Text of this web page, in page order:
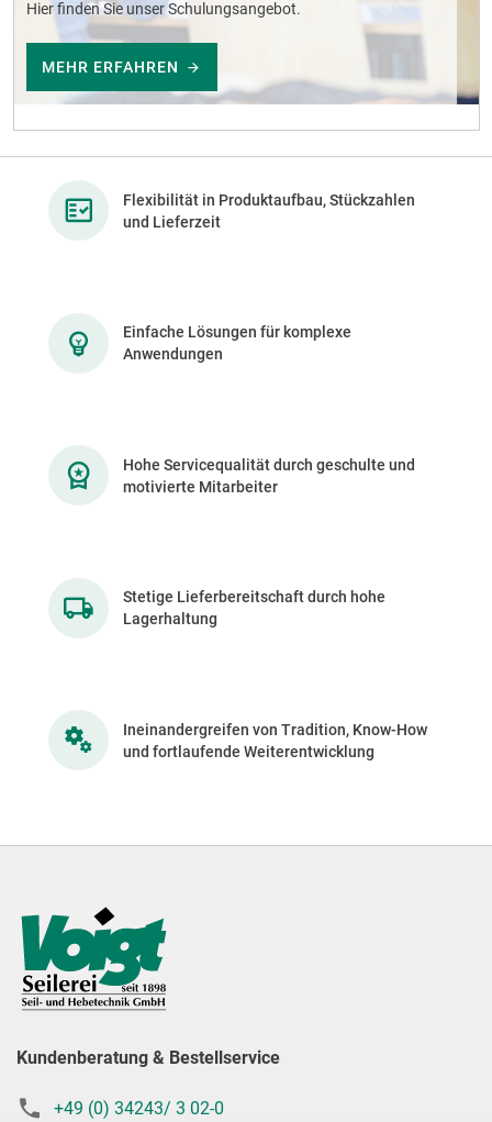
Hier finden Sie unser Schulungsangebot.
MEHR ERFAHREN
Flexibilität in Produktaufbau, Stückzahlen
und Lieferzeit
Einfache Lösungen für komplexe
Anwendungen
Hohe Servicequalität durch geschulte und
motivierte Mitarbeiter
Stetige Lieferbereitschaft durch hohe
Lagerhaltung
Ineinandergreifen von Tradition, Know-How
und fortlaufende Weiterentwicklung
Kundenberatung & Bestellservice
+49 (0) 34243/ 3 02-0